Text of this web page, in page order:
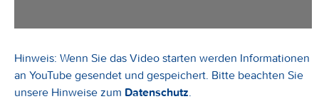
Hinweis: Wenn Sie das Video starten werden Informationen
an YouTube gesendet und gespeichert. Bitte beachten Sie
unsere Hinweise zum Datenschutz